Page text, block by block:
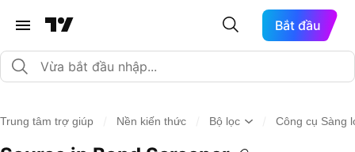
Bắt đầu
Trung tâm trợ giúp Nền kiến thức Bộ lọc Công cụ Sàng